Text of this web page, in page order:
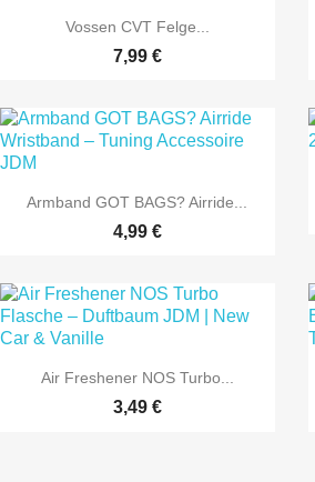
 Vorschau
Vossen CVT Felge...
7,99 €
 Vorschau
Armband GOT BAGS? Airride...
4,99 €
 Vorschau
Air Freshener NOS Turbo...
3,49 €